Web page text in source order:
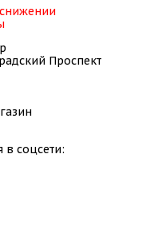
Проспект
в соцсети: